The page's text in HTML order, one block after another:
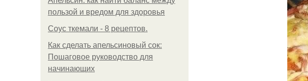
пользой и вредом для здоровья
Соус ткемали - 8 рецептов.
Как сделать апельсиновый сок:
Пошаговое руководство для
начинающих